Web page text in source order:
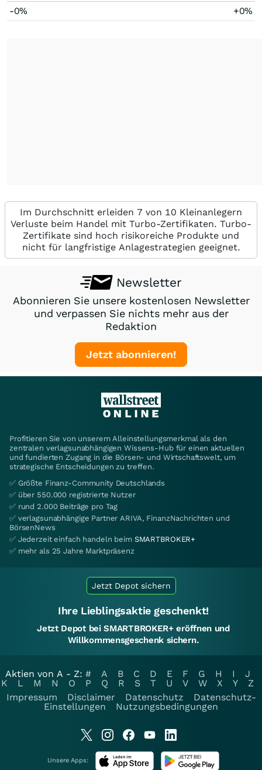
-0% +0%
Im Durchschnitt erleiden 7 von 10 Kleinanlegern
Verluste beim Handel mit Turbo-Zertifikaten. Turbo-
Zertifikate sind hoch risikoreiche Produkte und
nicht für langfristige Anlagestrategien geeignet.
Newsletter
Abonnieren Sie unsere kostenlosen Newsletter
und verpassen Sie nichts mehr aus der
Redaktion
Jetzt abonnieren!
Profitieren Sie von unserem Alleinstellungsmerkmal als den
zentralen verlagsunabhängigen Wissens-Hub für einen aktuellen
und fundierten Zugang in die Börsen- und Wirtschaftswelt, um
strategische Entscheidungen zu treffen.
✅ Größte Finanz-Community Deutschlands
✅ über 550.000 registrierte Nutzer
✅ rund 2.000 Beiträge pro Tag
✅ verlagsunabhängige Partner ARIVA, FinanzNachrichten und
BörsenNews
✅ Jederzeit einfach handeln beim SMARTBROKER+
✅ mehr als 25 Jahre Marktpräsenz
Jetzt Depot sichern
Ihre Lieblingsaktie geschenkt!
Jetzt Depot bei SMARTBROKER+ eröffnen und
Willkommensgeschenk sichern.
Aktien von A - Z: # A B C D E F G H I
J
K
L M N O P Q R S T U V W X Y
Z
Impressum
Disclaimer Datenschutz
Datenschutz-
Einstellungen
Nutzungsbedingungen
Unsere Apps: